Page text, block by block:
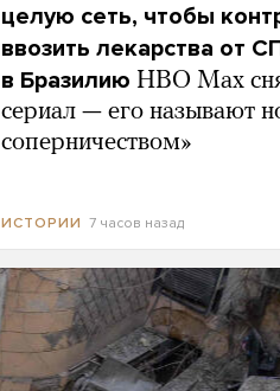
целую сеть, чтобы
ввозить лекарства от
в Бразилию HBO Max
сериал — его называют
соперничеством»
ИСТОРИИ 7 часов назад